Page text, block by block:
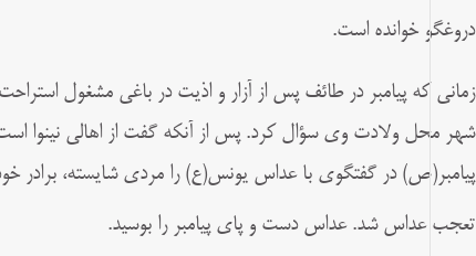
دروغگو خوانده است.
زمانی که پیامبر در طائف پس از آزار و اذیت در باغی مشغول
شهر محل ولادت وی سؤال کرد. پس از آنکه گفت از اهالی نینوا
پیامبر(ص) در گفتگوی با عداس یونس(ع) را مردی شایسته، برادر
تعجب عداس شد. عداس دست و پای پیامبر را بوسید.